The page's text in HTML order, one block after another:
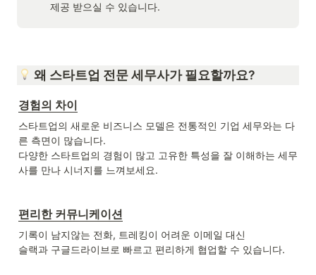
제공 받으실 수 있습니다.
왜 스타트업 전문 세무사가 필요할까요?
경험의 차이
스타트업의 새로운 비즈니스 모델은 전통적인 기업 세무와는 다
른 측면이 많습니다.
다양한 스타트업의 경험이 많고 고유한 특성을 잘 이해하는 세무
사를 만나 시너지를 느껴보세요.
편리한 커뮤니케이션
기록이 남지않는 전화, 트레킹이 어려운 이메일 대신
슬랙과 구글드라이브로 빠르고 편리하게 협업할 수 있습니다.